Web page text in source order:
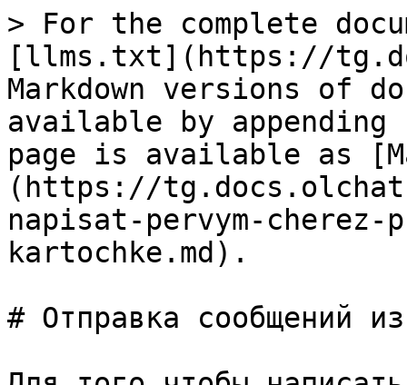
> For the complete
[llms.txt](https://
Markdown versions of
available by
page is available as
(https://
napisat-pervym-
kartochke.md).
# Отправка сообщений